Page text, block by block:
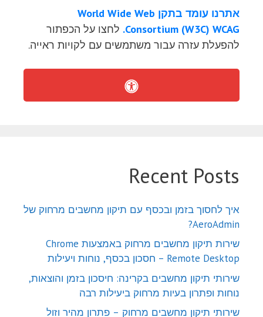
אתרנו עומד בתקן World Wide Web
Consortium (W3C) WCAG. לחצו על הכפתור
להפעלת עזרה עבור משתמשים עם לקויות ראייה.
Recent Posts
איך לחסוך בזמן ובכסף עם תיקון מחשבים מרחוק של
AeroAdmin?
שירות תיקון מחשבים מרחוק באמצעות Chrome
Remote Desktop – חסכון בכסף, נוחות ויעילות
שירותי תיקון מחשבים בקרינה: חיסכון בזמן והוצאות,
נוחות ופתרון בעיות מרחוק ביעילות רבה
שירותי תיקון מחשבים מרחוק – פתרון מהיר וזול